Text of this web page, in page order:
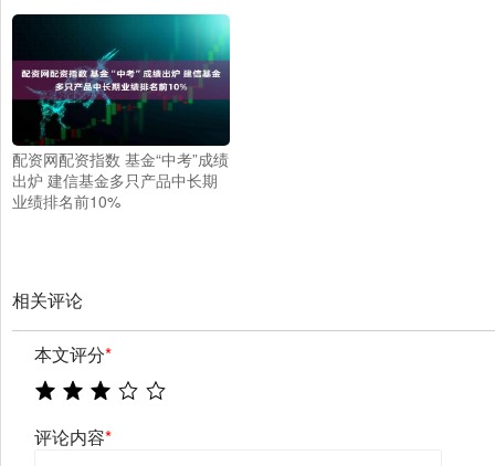
配资网配资指数 基金“中考”成绩
出炉 建信基金多只产品中长期
业绩排名前10%
相关评论
本文评分*
评论内容*